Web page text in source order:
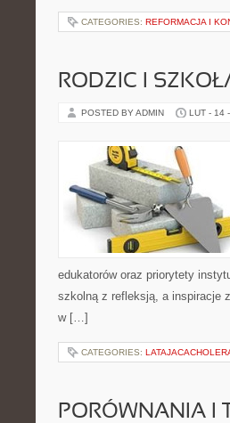
CATEGORIES: REFORMACJA I
RODZIC I
POSTED BY ADMIN LUT - 14
edukatorów oraz priorytety
szkolną z refleksją, a inspiracje
w […]
CATEGORIES:
PORÓWNANIA I